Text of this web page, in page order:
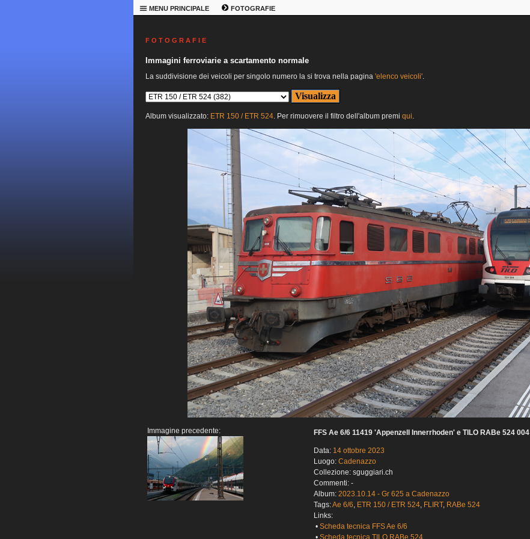
MENU PRINCIPALE FOTOGRAFIE
F O T O G R A F I E
Immagini ferroviarie a scartamento normale
La suddivisione dei veicoli per singolo numero la si trova nella pagina 'elenco veicoli'.
Album visualizzato: ETR 150 / ETR 524. Per rimuovere il filtro dell'album premi qui.
Immagine precedente: FFS Ae 6/6 11419 'Appenzell Innerrhoden' e TILO RABe 524 004
Data: 14 ottobre 2023
Luogo: Cadenazzo
Collezione: sguggiari.ch
Commenti: -
Album: 2023.10.14 - Gr 625 a Cadenazzo
Tags:Ae 6/6, ETR 150 / ETR 524, FLIRT, RABe 524
Links:
• Scheda tecnica FFS Ae 6/6